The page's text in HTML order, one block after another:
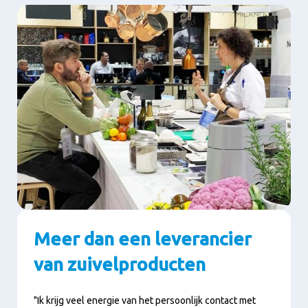
Meer dan een leverancier
van zuivelproducten
"Ik krijg veel energie van het persoonlijk contact met